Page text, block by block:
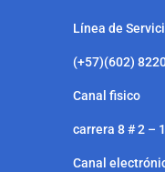
Línea de
(+57)(602)
Canal fisico
carrera 8 # 2 –
Canal